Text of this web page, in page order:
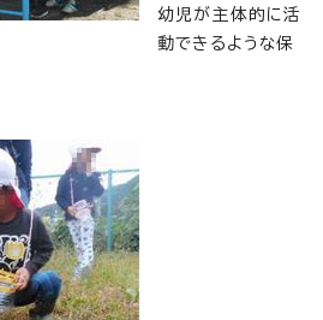
幼児が主体的に活
動できるような保